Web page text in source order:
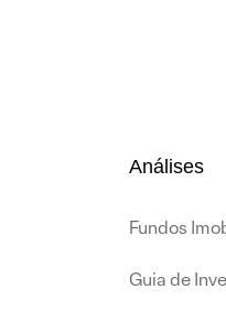
Análises
Fundos
Guia de